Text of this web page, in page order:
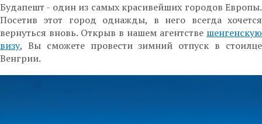
Будапешт - один из самых красивейших городов Европы.
Посетив этот город однажды, в него всегда хочется
вернуться вновь. Открыв в нашем агентстве шенгенскую
визу, Вы сможете провести зимний отпуск в стоилце
Венгрии.